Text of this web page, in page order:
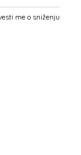
me o sniženju